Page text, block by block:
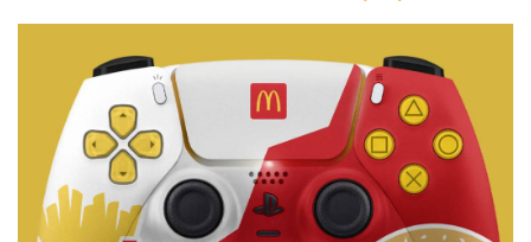
遊戲動漫
教學評測
EduTech
IT Times
生成式AI與雲端應用